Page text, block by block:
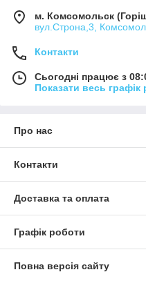
м. Комсомольск
вул.Строна,3,
Контакти
Сьогодні працює з
Показати весь графік
Про нас
Контакти
Доставка та оплата
Графік роботи
Повна версія сайту